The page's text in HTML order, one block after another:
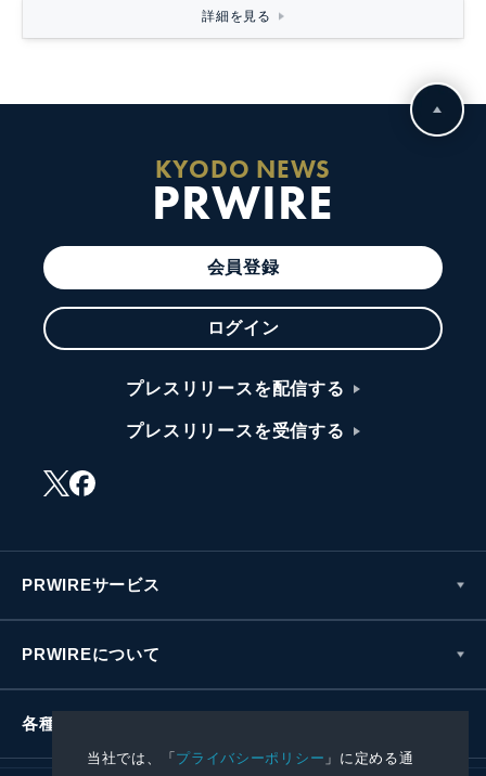
当社では、「プライバシーポリシー 」に定める通
詳細を見る
KYODO NEWS
PRWIRE
会員登録
ログイン
プレスリリースを配信する
プレスリリースを受信する
PRWIREサービス
PRWIREについて
各種お問い合わせ